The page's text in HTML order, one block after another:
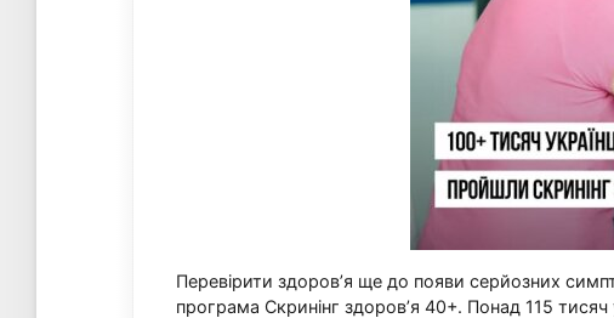
Перевірити здоров’я ще до появи серйозних
програма Скринінг здоров’я 40+. Понад 115